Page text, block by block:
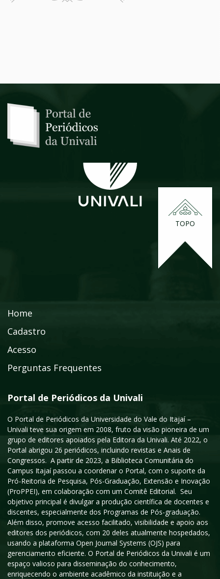
TOPO
Home
Cadastro
Acesso
Perguntas Frequentes
Portal de Periódicos da Univali
O Portal de Periódicos da Universidade do Vale do Itajaí –
Univali teve sua origem em 2008, fruto da visão pioneira de um
grupo de editores apoiados pela Editora da Univali. Até 2022, o
Portal abrigou 26 periódicos, incluindo revistas e Anais de
Congressos. A partir de 2023, a Biblioteca Comunitária do
Campus Itajaí passou a coordenar o Portal, com o suporte da
Pró-Reitoria de Pesquisa, Pós-Graduação, Extensão e Inovação
(ProPPEI), em colaboração com um Comitê Editorial. Seu
objetivo principal é divulgar a produção científica de docentes e
discentes, especialmente dos Programas de Pós-graduação.
Além disso, promove acesso facilitado, visibilidade e apoio aos
editores dos periódicos, com 20 deles atualmente hospedados,
usando a plataforma Open Journal Systems (OJS) para
gerenciamento eficiente. O Portal de Periódicos da Univali é um
espaço valioso para disseminação do conhecimento,
enriquecendo o ambiente acadêmico da instituição e a